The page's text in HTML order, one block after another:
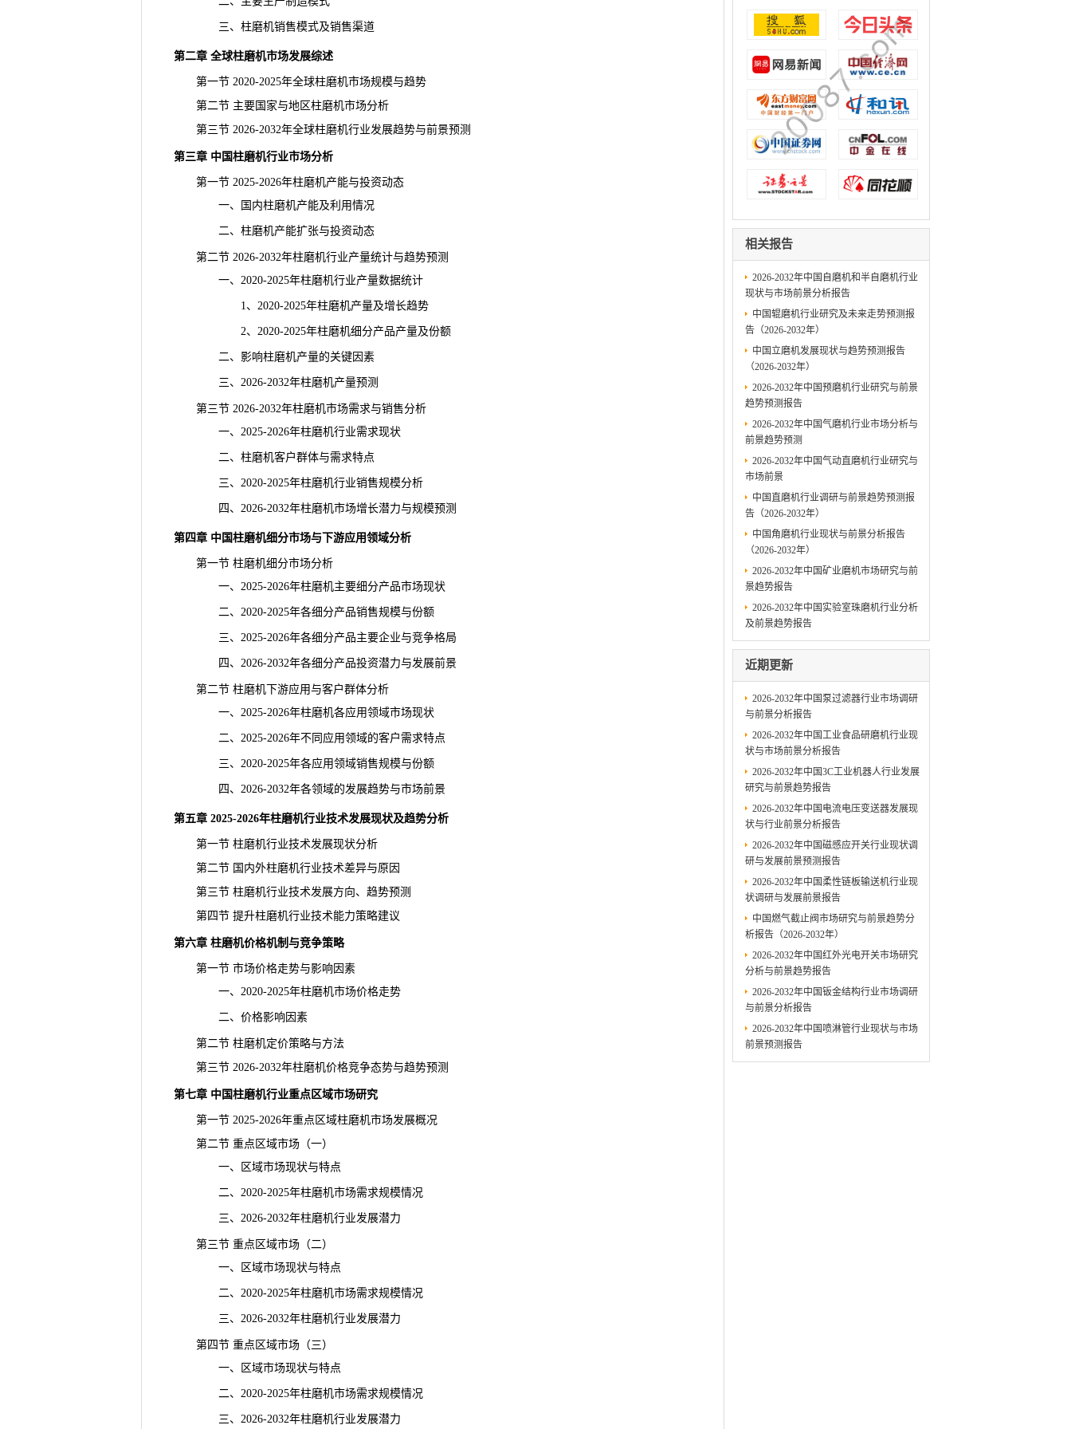
三、柱磨机销售模式及销售渠道
第二章 全球柱磨机市场发展综述
第一节 2020-2025年全球柱磨机市场规模与趋势
第二节 主要国家与地区柱磨机市场分析
第三节 2026-2032年全球柱磨机行业发展趋势与前景预测
第三章 中国柱磨机行业市场分析
第一节 2025-2026年柱磨机产能与投资动态
一、国内柱磨机产能及利用情况
二、柱磨机产能扩张与投资动态
第二节 2026-2032年柱磨机行业产量统计与趋势预测
一、2020-2025年柱磨机行业产量数据统计
1、2020-2025年柱磨机产量及增长趋势
2、2020-2025年柱磨机细分产品产量及份额
二、影响柱磨机产量的关键因素
三、2026-2032年柱磨机产量预测
第三节 2026-2032年柱磨机市场需求与销售分析
一、2025-2026年柱磨机行业需求现状
二、柱磨机客户群体与需求特点
三、2020-2025年柱磨机行业销售规模分析
四、2026-2032年柱磨机市场增长潜力与规模预测
第四章 中国柱磨机细分市场与下游应用领域分析
第一节 柱磨机细分市场分析
一、2025-2026年柱磨机主要细分产品市场现状
二、2020-2025年各细分产品销售规模与份额
三、2025-2026年各细分产品主要企业与竞争格局
四、2026-2032年各细分产品投资潜力与发展前景
第二节 柱磨机下游应用与客户群体分析
一、2025-2026年柱磨机各应用领域市场现状
二、2025-2026年不同应用领域的客户需求特点
三、2020-2025年各应用领域销售规模与份额
四、2026-2032年各领域的发展趋势与市场前景
第五章 2025-2026年柱磨机行业技术发展现状及趋势分析
第一节 柱磨机行业技术发展现状分析
第二节 国内外柱磨机行业技术差异与原因
第三节 柱磨机行业技术发展方向、趋势预测
第四节 提升柱磨机行业技术能力策略建议
第六章 柱磨机价格机制与竞争策略
第一节 市场价格走势与影响因素
一、2020-2025年柱磨机市场价格走势
二、价格影响因素
第二节 柱磨机定价策略与方法
第三节 2026-2032年柱磨机价格竞争态势与趋势预测
第七章 中国柱磨机行业重点区域市场研究
第一节 2025-2026年重点区域柱磨机市场发展概况
第二节 重点区域市场（一）
一、区域市场现状与特点
二、2020-2025年柱磨机市场需求规模情况
三、2026-2032年柱磨机行业发展潜力
第三节 重点区域市场（二）
一、区域市场现状与特点
二、2020-2025年柱磨机市场需求规模情况
三、2026-2032年柱磨机行业发展潜力
第四节 重点区域市场（三）
一、区域市场现状与特点
二、2020-2025年柱磨机市场需求规模情况
三、2026-2032年柱磨机行业发展潜力
相关报告
2026-2032年中国自磨机和半自磨机行业
现状与市场前景分析报告
中国辊磨机行业研究及未来走势预测报
告（2026-2032年）
中国立磨机发展现状与趋势预测报告
（2026-2032年）
2026-2032年中国预磨机行业研究与前景
趋势预测报告
2026-2032年中国气磨机行业市场分析与
前景趋势预测
2026-2032年中国气动直磨机行业研究与
市场前景
中国直磨机行业调研与前景趋势预测报
告（2026-2032年）
中国角磨机行业现状与前景分析报告
（2026-2032年）
2026-2032年中国矿业磨机市场研究与前
景趋势报告
2026-2032年中国实验室珠磨机行业分析
及前景趋势报告
近期更新
2026-2032年中国泵过滤器行业市场调研
与前景分析报告
2026-2032年中国工业食品研磨机行业现
状与市场前景分析报告
2026-2032年中国3C工业机器人行业发展
研究与前景趋势报告
2026-2032年中国电流电压变送器发展现
状与行业前景分析报告
2026-2032年中国磁感应开关行业现状调
研与发展前景预测报告
2026-2032年中国柔性链板输送机行业现
状调研与发展前景报告
中国燃气截止阀市场研究与前景趋势分
析报告（2026-2032年）
2026-2032年中国红外光电开关市场研究
分析与前景趋势报告
2026-2032年中国钣金结构行业市场调研
与前景分析报告
2026-2032年中国喷淋管行业现状与市场
前景预测报告